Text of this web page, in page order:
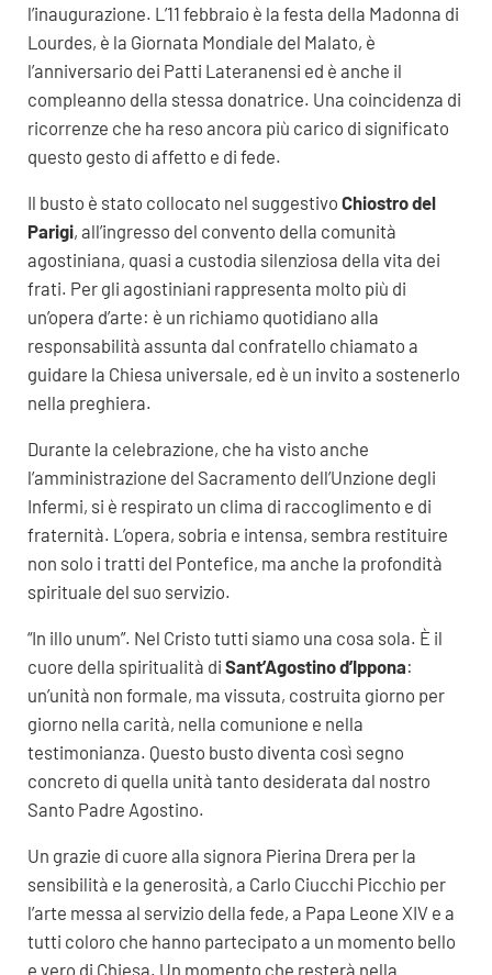
l’inaugurazione. L’11 febbraio è la festa della Madonna di
Lourdes, è la Giornata Mondiale del Malato, è
l’anniversario dei Patti Lateranensi ed è anche il
compleanno della stessa donatrice. Una coincidenza di
ricorrenze che ha reso ancora più carico di significato
questo gesto di affetto e di fede.
Il busto è stato collocato nel suggestivo Chiostro del
Parigi, all’ingresso del convento della comunità
agostiniana, quasi a custodia silenziosa della vita dei
frati. Per gli agostiniani rappresenta molto più di
un’opera d’arte: è un richiamo quotidiano alla
responsabilità assunta dal confratello chiamato a
guidare la Chiesa universale, ed è un invito a sostenerlo
nella preghiera.
Durante la celebrazione, che ha visto anche
l’amministrazione del Sacramento dell’Unzione degli
Infermi, si è respirato un clima di raccoglimento e di
fraternità. L’opera, sobria e intensa, sembra restituire
non solo i tratti del Pontefice, ma anche la profondità
spirituale del suo servizio.
“In illo unum”. Nel Cristo tutti siamo una cosa sola. È il
cuore della spiritualità di Sant’Agostino d’Ippona:
un’unità non formale, ma vissuta, costruita giorno per
giorno nella carità, nella comunione e nella
testimonianza. Questo busto diventa così segno
concreto di quella unità tanto desiderata dal nostro
Santo Padre Agostino.
Un grazie di cuore alla signora Pierina Drera per la
sensibilità e la generosità, a Carlo Ciucchi Picchio per
l’arte messa al servizio della fede, a Papa Leone XIV e a
tutti coloro che hanno partecipato a un momento bello
e vero di Chiesa. Un momento che resterà nella